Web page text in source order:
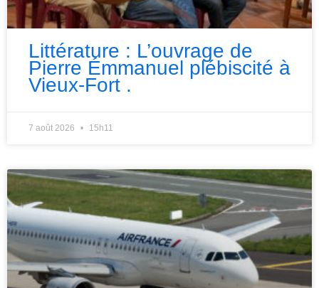
Littérature : L’ouvrage de
Pierre Émmanuel plébiscité à
Vieux-Fort .
7 août 2026 15h11